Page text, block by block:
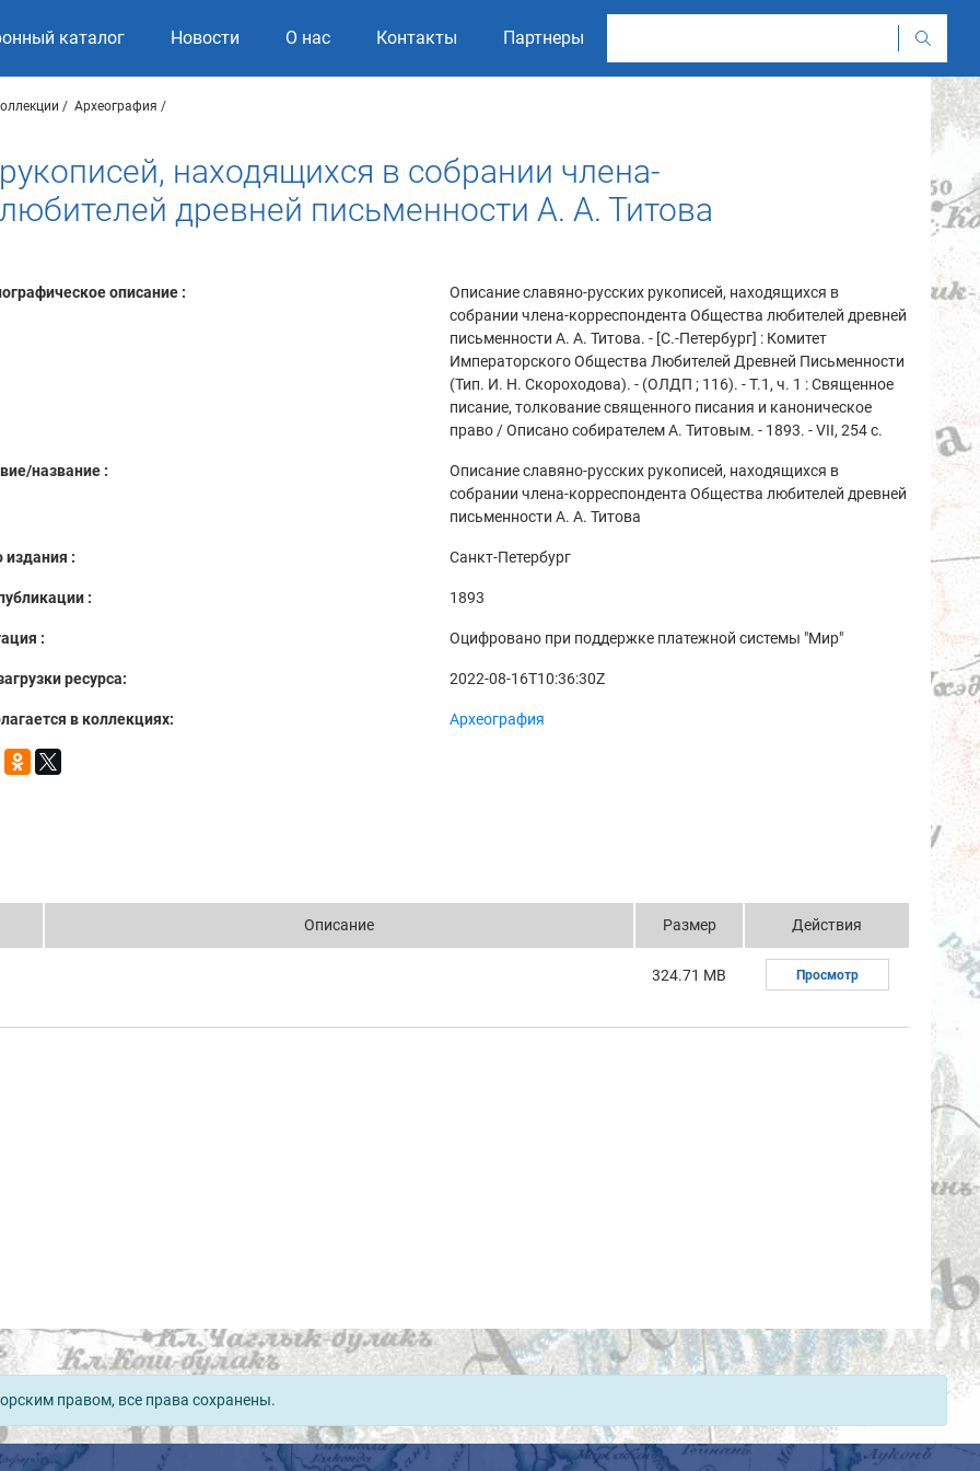
каталог Новости О нас Контакты Партнеры
Археография
находящихся в собрании члена-
древней письменности А. А. Титова
описание :
Описание славяно-русских рукописей, находящихся в
собрании члена-корреспондента Общества любителей древней
письменности А. А. Титова. - [С.-Петербург] : Комитет
Императорского Общества Любителей Древней Письменности
(Тип. И. Н. Скороходова). - (ОЛДП ; 116). - Т.1, ч. 1 : Священное
писание, толкование священного писания и каноническое
право / Описано собирателем А. Титовым. - 1893. - VII, 254 с.
название :
Описание славяно-русских рукописей, находящихся в
собрании члена-корреспондента Общества любителей древней
письменности А. А. Титова
издания : Санкт-Петербург
: 1893
: Оцифровано при поддержке платежной системы "Мир"
ресурса: 2022-08-16T10:36:30Z
в коллекциях: Археография
Описание Размер Действия
324.71 MB Просмотр
правом, все права сохранены.